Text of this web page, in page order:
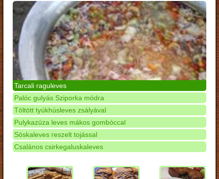
Tarcali raguleves
Palóc gulyás Sziporka módra
Töltött tyúkhúsleves zsályával
Pulykazúza leves mákos gombóccal
Sóskaleves reszelt tojással
Csalános csirkegaluskaleves